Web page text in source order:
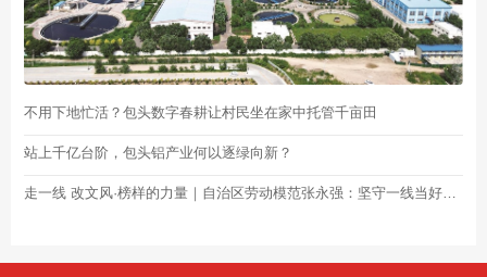
不用下地忙活？包头数字春耕让村民坐在家中托管千亩田
站上千亿台阶，包头铝产业何以逐绿向新？
走一线 改文风·榜样的力量｜自治区劳动模范张永强：坚守一线当好企业“安全管家”